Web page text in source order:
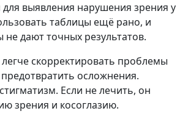
выявления нарушения зрения у
таблицы ещё рано, и
дают точных результатов.
скорректировать проблемы
осложнения.
Если не лечить, он
зрения и косоглазию.